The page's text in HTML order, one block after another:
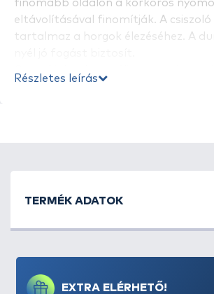
finomabb oldalon a körkörös
eltávolításával finomítják. A csiszoló
tartalmaz a horgok élezéséhez. A
Részletes leírás
EXTRA ELÉRHETŐ!
TERMÉK ADATOK